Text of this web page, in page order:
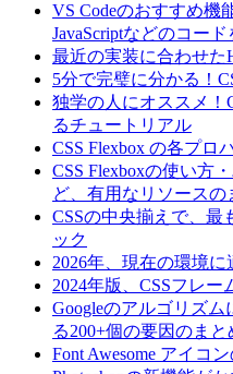
VS Codeのおすすめ機
JavaScriptなどのコー
最近の実装に合わせた
5分で完璧に分かる！
独学の人にオススメ！
るチュートリアル
CSS Flexbox の各プロ
CSS Flexboxの使い方
ど、有用なリソースの
CSSの中央揃えで、最
ック
2026年、現在の環境
2024年版、CSSフレー
Googleのアルゴリズム
る200+個の要因のまと
Font Awesome アイコ